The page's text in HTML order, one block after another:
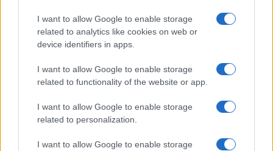
I want to allow Google to enable storage
related to analytics like cookies on web or
device identifiers in apps.
I want to allow Google to enable storage
related to functionality of the website or app.
I want to allow Google to enable storage
related to personalization.
I want to allow Google to enable storage
Papa Leone a Santa Maria degli Angeli: migliaia di
giovani per il meeting francescano
Edoardo Castellucci · 7 Ago 2026